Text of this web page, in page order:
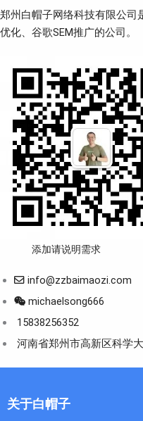
郑州白帽子网络科技有限公司
优化、谷歌SEM推广的公司。
添加请说明需求
info@zzbaimaozi.com
michaelsong666
15838256352
河南省郑州市高新区科学
关于白帽子